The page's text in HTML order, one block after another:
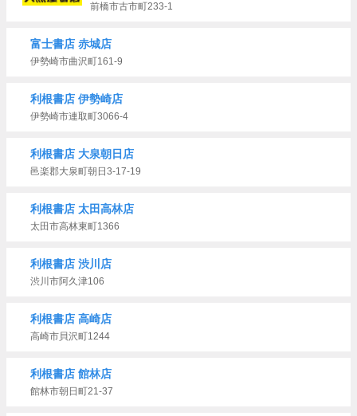
前橋市古市町233-1
富士書店 赤城店
伊勢崎市曲沢町161-9
利根書店 伊勢崎店
伊勢崎市連取町3066-4
利根書店 大泉朝日店
邑楽郡大泉町朝日3-17-19
利根書店 太田高林店
太田市高林東町1366
利根書店 渋川店
渋川市阿久津106
利根書店 高崎店
高崎市貝沢町1244
利根書店 館林店
館林市朝日町21-37